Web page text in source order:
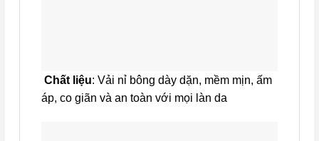
Chất liệu: Vải nỉ bông dày dặn, mềm mịn, ấm
áp, co giãn và an toàn với mọi làn da